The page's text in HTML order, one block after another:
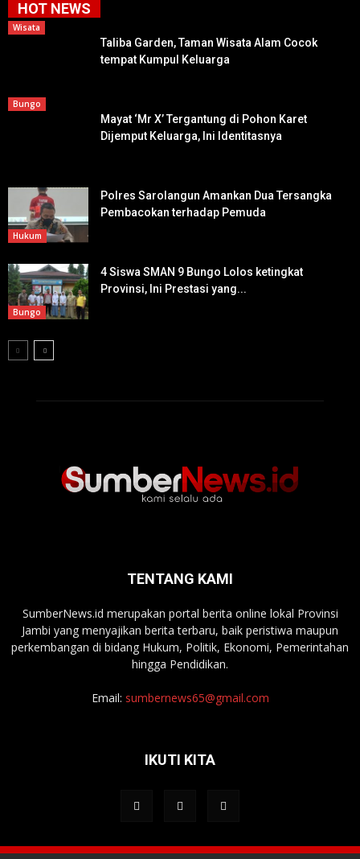
HOT NEWS
Wisata
Taliba Garden, Taman Wisata Alam Cocok
tempat Kumpul Keluarga
Bungo
Mayat ‘Mr X’ Tergantung di Pohon Karet
Dijemput Keluarga, Ini Identitasnya
Hukum
Polres Sarolangun Amankan Dua Tersangka
Pembacokan terhadap Pemuda
Bungo
4 Siswa SMAN 9 Bungo Lolos ketingkat
Provinsi, Ini Prestasi yang...
TENTANG KAMI
SumberNews.id merupakan portal berita online lokal Provinsi
Jambi yang menyajikan berita terbaru, baik peristiwa maupun
perkembangan di bidang Hukum, Politik, Ekonomi, Pemerintahan
hingga Pendidikan.
Email: sumbernews65@gmail.com
IKUTI KITA